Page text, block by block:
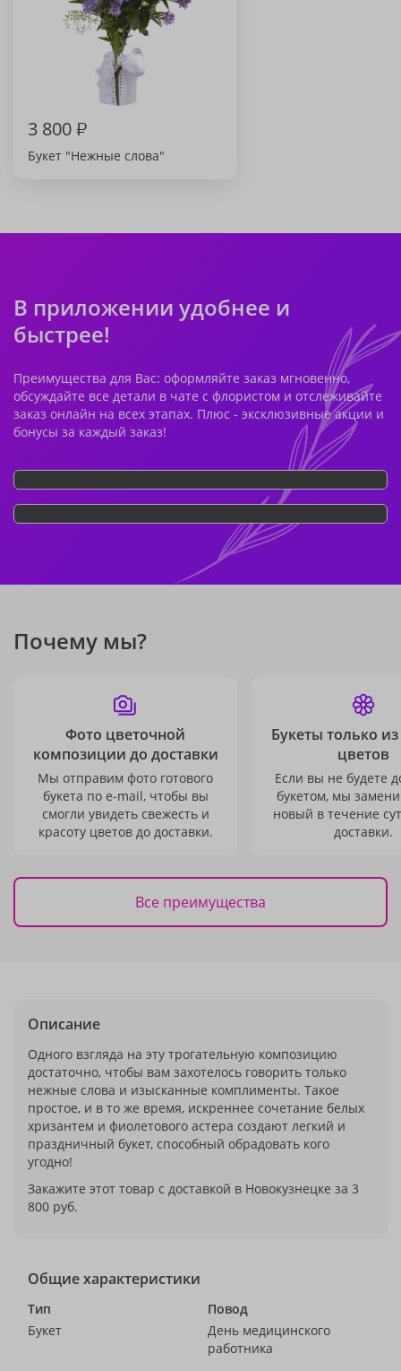
3 800₽
Букет "Нежные слова"
В приложении удобнее и
быстрее!
Преимущества для Вас: оформляйте заказ мгновенно,
обсуждайте все детали в чате с флористом и отслеживайте
заказ онлайн на всех этапах. Плюс - эксклюзивные акции и
бонусы за каждый заказ!
Почему мы?
Фото цветочной
композиции до доставки
Мы отправим фото готового
букета по e-mail, чтобы вы
смогли увидеть свежесть и
красоту цветов до доставки.
Букеты только
цветов
Если вы не будете
букетом, мы
новый в течение
доставки.
Все преимущества
Описание
Одного взгляда на эту трогательную композицию
достаточно, чтобы вам захотелось говорить только
нежные слова и изысканные комплименты. Такое
простое, и в то же время, искреннее сочетание белых
хризантем и фиолетового астера создают легкий и
праздничный букет, способный обрадовать кого
угодно!
Закажите этот товар с доставкой в Новокузнецке за 3
800 руб.
Общие характеристики
Тип
Букет
Повод
День медицинского
работника